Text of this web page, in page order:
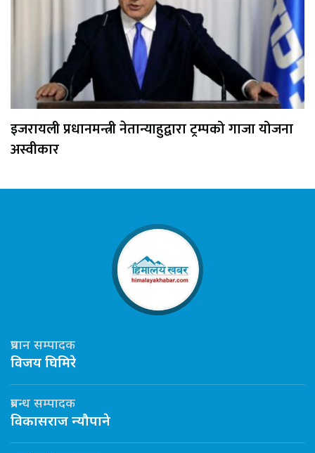
इजरायली प्रधानमन्त्री नेतान्याहुद्वारा ट्रम्पको गाजा योजना
अस्वीकार
प्रधान सम्पादक
विजय घिमिरे
प्रबन्ध सम्पादक
विकासराज न्यौपाने